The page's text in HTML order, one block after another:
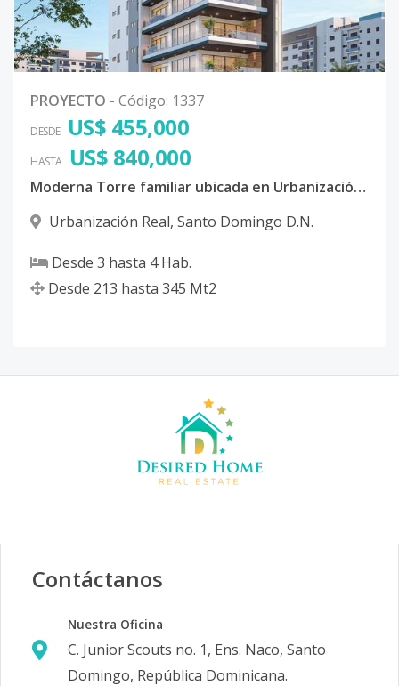
PROYECTO - Código: 1337
DESDE US$ 455,000
HASTA US$ 840,000
Moderna Torre familiar ubicada en Urbanización Real, Distrito Nacional
Urbanización Real, Santo Domingo D.N.
Desde 3 hasta 4Hab.
Desde 213 hasta 345 Mt2
Contáctanos
Nuestra Oficina
C. Junior Scouts no. 1, Ens. Naco, Santo
Domingo, República Dominicana.